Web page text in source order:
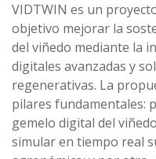
VIDTWIN es un
objetivo mejorar la
del viñedo mediante la
digitales avanzadas y
regenerativas. La
pilares fundamentales:
gemelo digital del
simular en tiempo real